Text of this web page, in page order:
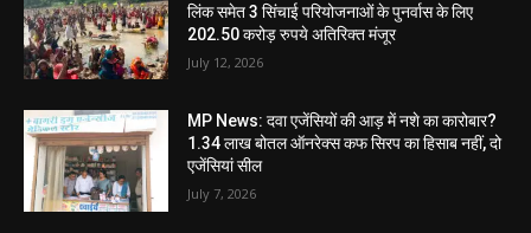
लिंक समेत 3 सिंचाई परियोजनाओं के पुनर्वास के लिए
202.50 करोड़ रुपये अतिरिक्त मंजूर
July 12, 2026
MP News: दवा एजेंसियों की आड़ में नशे का कारोबार?
1.34 लाख बोतल ऑनरेक्स कफ सिरप का हिसाब नहीं, दो
एजेंसियां सील
July 7, 2026